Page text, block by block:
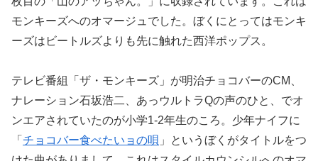
モンキーズへのオマージュでした。ぼくにとってはモンキ
ーズはビートルズよりも先に触れた西洋ポップス。
テレビ番組「ザ・モンキーズ」が明治チョコバーのCM、
ナレーション石坂浩二、あっウルトラQの声のひと、でオ
ンエアされていたのが小学1-2年生のころ。少年ナイフに
「 チョコバー食べたいョの唄 」というぼくがタイトルをつ